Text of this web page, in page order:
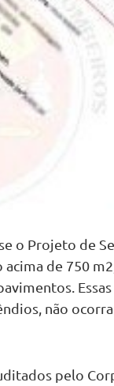
o Projeto de
de 750
não
pelo